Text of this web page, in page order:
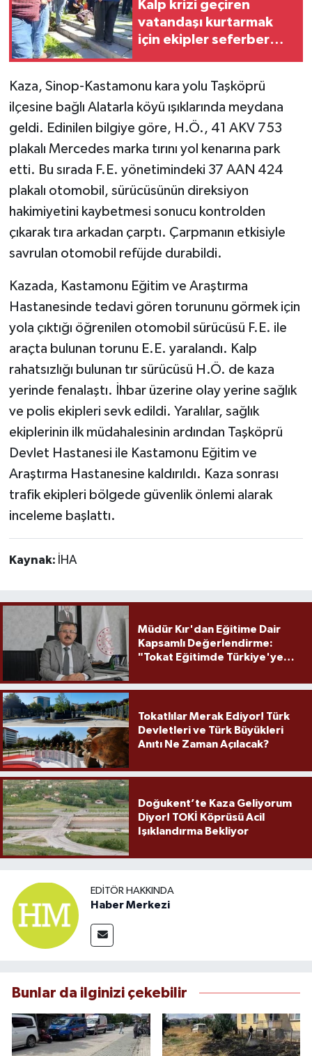
Kalp krizi geçiren
vatandaşı kurtarmak
için ekipler seferber
Kaza, Sinop-Kastamonu kara yolu Taşköprü
ilçesine bağlı Alatarla köyü ışıklarında meydana
geldi. Edinilen bilgiye göre, H.Ö., 41 AKV 753
plakalı Mercedes marka tırını yol kenarına park
etti. Bu sırada F.E. yönetimindeki 37 AAN 424
plakalı otomobil, sürücüsünün direksiyon
hakimiyetini kaybetmesi sonucu kontrolden
çıkarak tıra arkadan çarptı. Çarpmanın etkisiyle
savrulan otomobil refüjde durabildi.
Kazada, Kastamonu Eğitim ve Araştırma
Hastanesinde tedavi gören torununu görmek için
yola çıktığı öğrenilen otomobil sürücüsü F.E. ile
araçta bulunan torunu E.E. yaralandı. Kalp
rahatsızlığı bulunan tır sürücüsü H.Ö. de kaza
yerinde fenalaştı. İhbar üzerine olay yerine sağlık
ve polis ekipleri sevk edildi. Yaralılar, sağlık
ekiplerinin ilk müdahalesinin ardından Taşköprü
Devlet Hastanesi ile Kastamonu Eğitim ve
Araştırma Hastanesine kaldırıldı. Kaza sonrası
trafik ekipleri bölgede güvenlik önlemi alarak
inceleme başlattı.
Kaynak: İHA
Müdür Kır'dan Eğitime Dair
Kapsamlı Değerlendirme:
"Tokat Eğitimde Türkiye'ye
Tokatlılar Merak Ediyor! Türk
Devletleri ve Türk Büyükleri
Anıtı Ne Zaman Açılacak?
Doğukent’te Kaza Geliyorum
Diyor! TOKİ Köprüsü Acil
Işıklandırma Bekliyor
EDITÖR HAKKINDA
Haber Merkezi
Bunlar da ilginizi çekebilir